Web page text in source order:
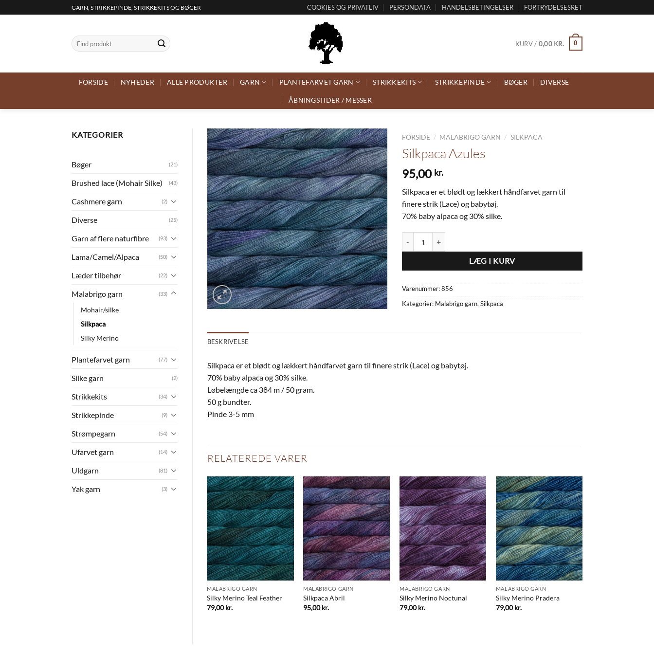
til
GARN, STRIKKEPINDE, STRIKKEKITS OG BØGER COOKIES OG PRIVATLIV PERSONDATA HANDELSBETINGELSER FORTRYDELSESRET
Søg
efter:
KURV / 0,00 KR. 0
FORSIDE NYHEDER ALLE PRODUKTER GARN PLANTEFARVET GARN STRIKKEKITS STRIKKEPINDE BØGER DIVERSE
ÅBNINGSTIDER / MESSER
KATEGORIER
Bøger (21)
Brushed lace (Mohair Silke) (43)
Cashmere garn (2)
Diverse (25)
Garn af flere naturfibre (93)
Lama/Camel/Alpaca (50)
Læder tilbehør (22)
Malabrigo garn (33)
Mohair/silke
Silkpaca
Silky Merino
Plantefarvet garn (77)
Silke garn (2)
Strikkekits (34)
Strikkepinde (9)
Strømpegarn (54)
Ufarvet garn (14)
Uldgarn (81)
Yak garn (3)
FORSIDE / MALABRIGO GARN / SILKPACA
Silkpaca Azules
95,00 kr.
Silkpaca er et blødt og lækkert håndfarvet garn til
finere strik (Lace) og babytøj.
70% baby alpaca og 30% silke.
LÆG I KURV
Varenummer:856
Kategorier: Malabrigo garn,Silkpaca
BESKRIVELSE
Silkpaca er et blødt og lækkert håndfarvet garn til finere strik (Lace) og babytøj.
70% baby alpaca og 30% silke.
Løbelængde ca 384 m / 50 gram.
50 g bundter.
Pinde 3-5 mm
RELATEREDE VARER
MALABRIGO GARN
Silky Merino Teal Feather
79,00kr.
MALABRIGO GARN
Silkpaca Abril
95,00kr.
MALABRIGO GARN
Silky Merino Noctunal
79,00kr.
MALABRIGO GARN
Silky Merino Pradera
79,00kr.